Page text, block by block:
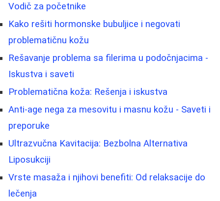
Vodič za početnike
Kako rešiti hormonske bubuljice i negovati
problematičnu kožu
Rešavanje problema sa filerima u podočnjacima -
Iskustva i saveti
Problematična koža: Rešenja i iskustva
Anti-age nega za mesovitu i masnu kožu - Saveti i
preporuke
Ultrazvučna Kavitacija: Bezbolna Alternativa
Liposukciji
Vrste masaža i njihovi benefiti: Od relaksacije do
lečenja